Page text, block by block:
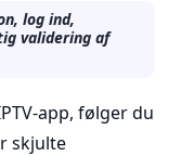
log ind,
validering af
app, følger du
skjulte